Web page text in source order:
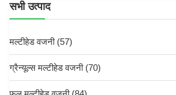
सभी उत्पाद
मल्टीहेड वजनी(57)
ग्रैन्यूल्स मल्टीहेड वजनी(70)